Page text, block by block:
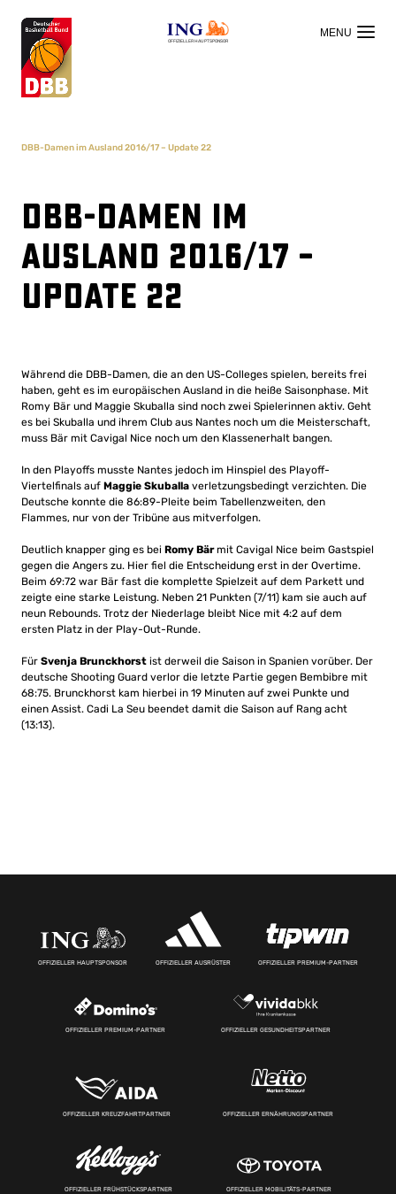
OFFIZIELLER HAUPTSPONSOR
DBB-Damen im Ausland 2016/17 – Update 22
DBB-Damen im
Ausland 2016/17 –
Update 22
Während die DBB-Damen, die an den US-Colleges spielen, bereits frei
haben, geht es im europäischen Ausland in die heiße Saisonphase. Mit
Romy Bär und Maggie Skuballa sind noch zwei Spielerinnen aktiv. Geht
es bei Skuballa und ihrem Club aus Nantes noch um die Meisterschaft,
muss Bär mit Cavigal Nice noch um den Klassenerhalt bangen.
In den Playoffs musste Nantes jedoch im Hinspiel des Playoff-
Viertelfinals auf Maggie Skuballa verletzungsbedingt verzichten. Die
Deutsche konnte die 86:89-Pleite beim Tabellenzweiten, den
Flammes, nur von der Tribüne aus mitverfolgen.
Deutlich knapper ging es bei Romy Bärmit Cavigal Nice beim Gastspiel
gegen die Angers zu. Hier fiel die Entscheidung erst in der Overtime.
Beim 69:72 war Bär fast die komplette Spielzeit auf dem Parkett und
zeigte eine starke Leistung. Neben 21 Punkten (7/11) kam sie auch auf
neun Rebounds. Trotz der Niederlage bleibt Nice mit 4:2 auf dem
ersten Platz in der Play-Out-Runde.
Für Svenja Brunckhorst ist derweil die Saison in Spanien vorüber. Der
deutsche Shooting Guard verlor die letzte Partie gegen Bembibre mit
68:75. Brunckhorst kam hierbei in 19 Minuten auf zwei Punkte und
einen Assist. Cadi La Seu beendet damit die Saison auf Rang acht
(13:13).
OFFIZIELLER HAUPTSPONSOR OFFIZIELLER AUSRÜSTER OFFIZIELLER PREMIUM-PARTNER
OFFIZIELLER PREMIUM-PARTNER OFFIZIELLER GESUNDHEITSPARTNER
OFFIZIELLER KREUZFAHRTPARTNER OFFIZIELLER ERNÄHRUNGSPARTNER
OFFIZIELLER FRÜHSTÜCKSPARTNER OFFIZIELLER MOBILITÄTS-PARTNER